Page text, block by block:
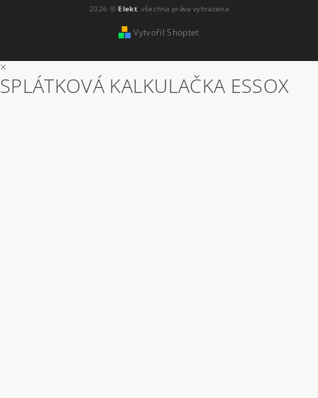
2026 © Elekt, všechna práva vyhrazena
Vytvořil Shoptet
×
SPLÁTKOVÁ KALKULAČKA ESSOX